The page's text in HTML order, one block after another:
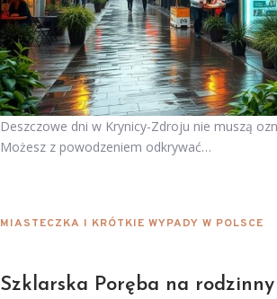
Deszczowe dni w Krynicy-Zdroju nie muszą
Możesz z powodzeniem odkrywać…
MIASTECZKA I KRÓTKIE WYPADY W POLSCE
Szklarska Poręba na rodzinny